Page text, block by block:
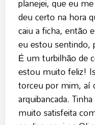
deu certo na hora
caiu a ficha, então
eu estou sentindo,
É um turbilhão de
estou muito feliz!
torceu por mim, aí
arquibancada.
muito satisfeita